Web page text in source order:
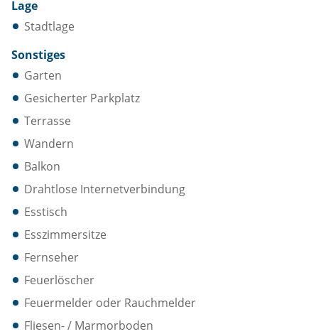
Lage
Stadtlage
Sonstiges
Garten
Gesicherter Parkplatz
Terrasse
Wandern
Balkon
Drahtlose Internetverbindung
Esstisch
Esszimmersitze
Fernseher
Feuerlöscher
Feuermelder oder Rauchmelder
Fliesen- / Marmorboden